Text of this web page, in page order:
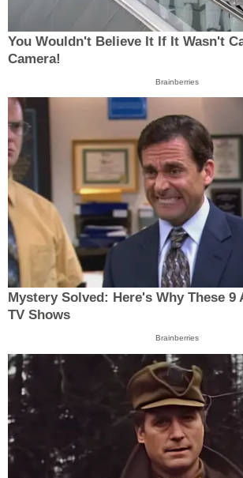
You Wouldn't Believe It If It Wasn't
Camera!
Brainberries
Mystery Solved: Here's Why These
TV Shows
Brainberries